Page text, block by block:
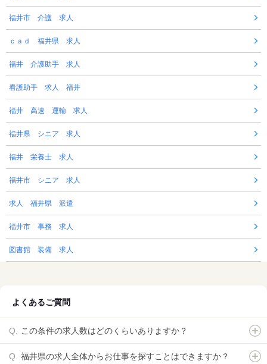
福井市 介護 求人
ｃａｄ 福井県 求人
福井 介護助手 求人
看護助手 求人 福井
福井 高速 運輸 求人
福井県 シニア 求人
福井 栄養士 求人
福井市 シニア 求人
求人 福井県 派遣
福井市 事務 求人
図書館 装備 求人
よくあるご質問
この条件の求人数はどのくらいありますか？
福井県の求人全体からお仕事を探すことはできますか？